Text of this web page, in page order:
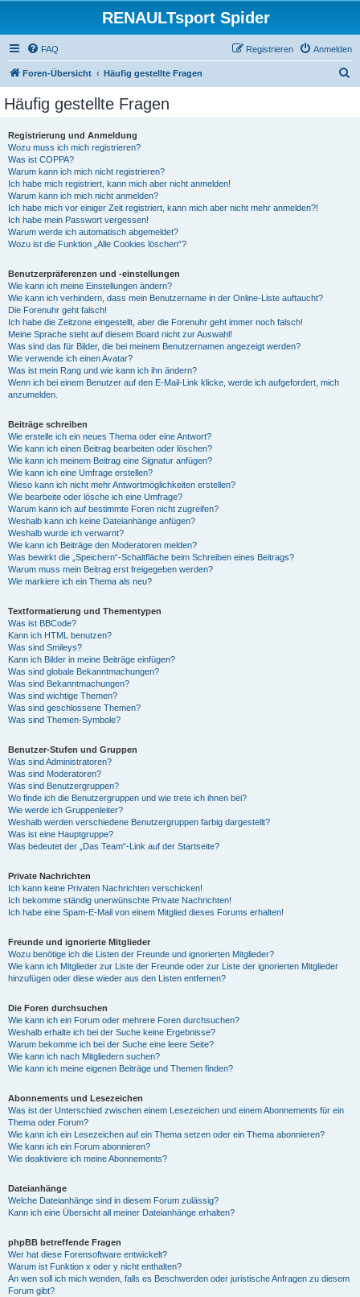
RENAULTsport Spider
FAQ Anmelden
Registrieren
Foren-Übersicht Häufig gestellte Fragen
Häufig gestellte Fragen
Registrierung und Anmeldung
Wozu muss ich mich registrieren?
Was ist COPPA?
Warum kann ich mich nicht registrieren?
Ich habe mich registriert, kann mich aber nicht anmelden!
Warum kann ich mich nicht anmelden?
Ich habe mich vor einiger Zeit registriert, kann mich aber nicht mehr anmelden?!
Ich habe mein Passwort vergessen!
Warum werde ich automatisch abgemeldet?
Wozu ist die Funktion „Alle Cookies löschen“?
Benutzerpräferenzen und -einstellungen
Wie kann ich meine Einstellungen ändern?
Wie kann ich verhindern, dass mein Benutzername in der Online-Liste auftaucht?
Die Forenuhr geht falsch!
Ich habe die Zeitzone eingestellt, aber die Forenuhr geht immer noch falsch!
Meine Sprache steht auf diesem Board nicht zur Auswahl!
Was sind das für Bilder, die bei meinem Benutzernamen angezeigt werden?
Wie verwende ich einen Avatar?
Was ist mein Rang und wie kann ich ihn ändern?
Wenn ich bei einem Benutzer auf den E-Mail-Link klicke, werde ich aufgefordert, mich
anzumelden.
Beiträge schreiben
Wie erstelle ich ein neues Thema oder eine Antwort?
Wie kann ich einen Beitrag bearbeiten oder löschen?
Wie kann ich meinem Beitrag eine Signatur anfügen?
Wie kann ich eine Umfrage erstellen?
Wieso kann ich nicht mehr Antwortmöglichkeiten erstellen?
Wie bearbeite oder lösche ich eine Umfrage?
Warum kann ich auf bestimmte Foren nicht zugreifen?
Weshalb kann ich keine Dateianhänge anfügen?
Weshalb wurde ich verwarnt?
Wie kann ich Beiträge den Moderatoren melden?
Was bewirkt die „Speichern“-Schaltfläche beim Schreiben eines Beitrags?
Warum muss mein Beitrag erst freigegeben werden?
Wie markiere ich ein Thema als neu?
Textformatierung und Thementypen
Was ist BBCode?
Kann ich HTML benutzen?
Was sind Smileys?
Kann ich Bilder in meine Beiträge einfügen?
Was sind globale Bekanntmachungen?
Was sind Bekanntmachungen?
Was sind wichtige Themen?
Was sind geschlossene Themen?
Was sind Themen-Symbole?
Benutzer-Stufen und Gruppen
Was sind Administratoren?
Was sind Moderatoren?
Was sind Benutzergruppen?
Wo finde ich die Benutzergruppen und wie trete ich ihnen bei?
Wie werde ich Gruppenleiter?
Weshalb werden verschiedene Benutzergruppen farbig dargestellt?
Was ist eine Hauptgruppe?
Was bedeutet der „Das Team“-Link auf der Startseite?
Private Nachrichten
Ich kann keine Privaten Nachrichten verschicken!
Ich bekomme ständig unerwünschte Private Nachrichten!
Ich habe eine Spam-E-Mail von einem Mitglied dieses Forums erhalten!
Freunde und ignorierte Mitglieder
Wozu benötige ich die Listen der Freunde und ignorierten Mitglieder?
Wie kann ich Mitglieder zur Liste der Freunde oder zur Liste der ignorierten Mitglieder
hinzufügen oder diese wieder aus den Listen entfernen?
Die Foren durchsuchen
Wie kann ich ein Forum oder mehrere Foren durchsuchen?
Weshalb erhalte ich bei der Suche keine Ergebnisse?
Warum bekomme ich bei der Suche eine leere Seite?
Wie kann ich nach Mitgliedern suchen?
Wie kann ich meine eigenen Beiträge und Themen finden?
Abonnements und Lesezeichen
Was ist der Unterschied zwischen einem Lesezeichen und einem Abonnements für ein
Thema oder Forum?
Wie kann ich ein Lesezeichen auf ein Thema setzen oder ein Thema abonnieren?
Wie kann ich ein Forum abonnieren?
Wie deaktiviere ich meine Abonnements?
Dateianhänge
Welche Dateianhänge sind in diesem Forum zulässig?
Kann ich eine Übersicht all meiner Dateianhänge erhalten?
phpBB betreffende Fragen
Wer hat diese Forensoftware entwickelt?
Warum ist Funktion x oder y nicht enthalten?
An wen soll ich mich wenden, falls es Beschwerden oder juristische Anfragen zu diesem
Forum gibt?